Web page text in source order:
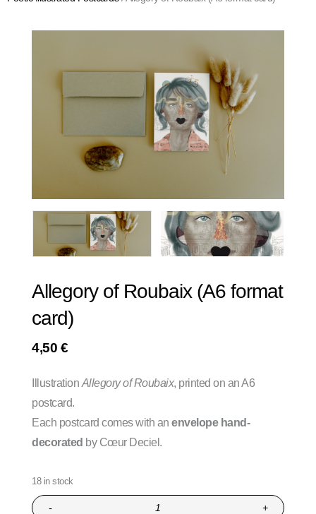
Allegory of Roubaix (A6 format
card)
4,50 €
Illustration Allegory of Roubaix, printed on an A6
postcard.
Each postcard comes with an envelope hand-
decorated by Cœur Deciel.
18 in stock
+
-